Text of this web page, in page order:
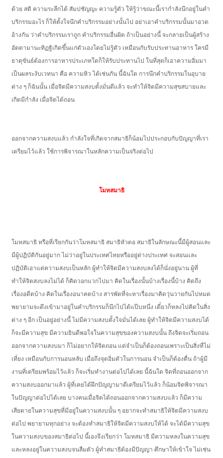
ด้วย สติ ความระลึกได้ สัมปชัญญะ ความรู้ตัว ให้รู้ว่าขณะนี้เรากำลังนึกอยู่ในคำ
บริกรรมอะไร ก็ให้ตั้งใจนึกคำบริกรรมอย่างนั้นไป อย่าเอาคำบริกรรมนั้นมาอวด
อ้างกัน ว่าคำบริกรรมเราถูก คำบริกรรมอื่นผิด ถ้าเป็นอย่างนี้ จะกลายเป็นผู้สร้าง
อัตตามานะทิฏฐิเกิดขึ้นแก่ตัวเองโดยไม่รู้ตัว เหมือนกับรับประทานอาหาร ใครมี
ธาตุขันธ์ต้องการอาหารประเภทใดก็ให้รับประทานไป ในที่สุดก็เอาความอิ่มมา
เป็นผลระงับเวทนา คือ ความหิว ได้เช่นกัน นี้ฉันใด การนึกคำบริกรรมในอุบาย
ต่าง ๆ ก็ฉันนั้น เมื่อจิตมีความสงบตั้งมั่นดีแล้ว จะทำให้จิตมีความสุขสบายและ
เกิดมีกำลัง เมื่อจิตได้ถอน
ออกจากความสงบแล้ว กำลังใจที่เกิดจากสมาธิก็น้อมไปประกอบกับปัญญาที่เรา
เตรียมไว้แล้ว ใช้การพิจารณาในหลักความเป็นจริงต่อไป
โมหสมาธิ
โมหสมาธิ หรือที่เรียกกันว่าโมหสมาธิ สมาธิหัวตอ สมาธิในลักษณะนี้มีผู้สอนและ
มีผู้ปฏิบัติกันอยู่มาก ไม่ว่าอยู่ในประเทศไทยหรืออยู่ต่างประเทศ จะสอนและ
ปฏิบัติเอาแต่ความสงบเป็นหลัก ผู้ทำให้จิตมีความสงบลงได้ก็นั่งอยู่นาน ผู้ที่
ทำให้จิตสงบลงไม่ได้ ก็คิดวอกแวกไปมา คิดในเรื่องนั้นบ้างเรื่องนี้บ้าง คิดถึง
เรื่องอดีตบ้าง คิดในเรื่องอนาคตบ้าง สารพัดที่จะหาเรื่องมาคิดวุ่นวายกันไปหมด
พยายามจะดึงเข้ามาอยู่ในคำบริกรรมก็นึกไปได้แป๊บหนึ่ง เดี๋ยวก็หลงไปคิดในสิ่ง
ต่าง ๆ อีก เป็นอยู่อย่างนี้ ไม่มีความสงบตั้งใจมั่นได้เลย ผู้ทำให้จิตมีความสงบได้
ก็จะมีความสุข มีความยินดีพอใจในความสุขของความสงบนั้น ถึงจิตจะเริ่มถอน
ออกจากความสงบมา ก็ไม่อยากให้จิตถอน แต่จำเป็นก็ต้องถอนเพราะเป็นสิ่งที่ไม่
เที่ยง เหมือนกับการนอนหลับ เมื่อถึงจุดอิ่มตัวในการนอน จำเป็นก็ต้องตื่น ถ้าผู้มี
งานที่เตรียมพร้อมไว้แล้ว ก็จะเริ่มทำงานต่อไปได้เลย นี้ฉันใด จิตที่ถอนออกจาก
ความสงบออกมาแล้ว ผู้ที่เคยได้ฝึกปัญญามาดีเตรียมไว้แล้ว ก็น้อมจิตพิจารณา
ในปัญญาต่อไปได้เลย บางคนเมื่อจิตได้ถอนออกจากความสงบแล้ว ก็มีความ
เสียดายในความสุขที่มีอยู่ในความสงบนั้น ๆ อยากจะทำสมาธิให้จิตมีความสงบ
ต่อไป พยายามทุกอย่าง จะต้องทำสมาธิให้จิตมีความสงบให้ได้ จะได้มีความสุข
ในความสงบของสมาธิต่อไป นี้เองจึงเรียกว่า โมหสมาธิ มีความหลงในความสุข
และหลงอยู่ในความสงบจนลืมตัว ผู้ทำสมาธิต้องมีปัญญา ศึกษาให้เข้าใจ ไม่เช่น